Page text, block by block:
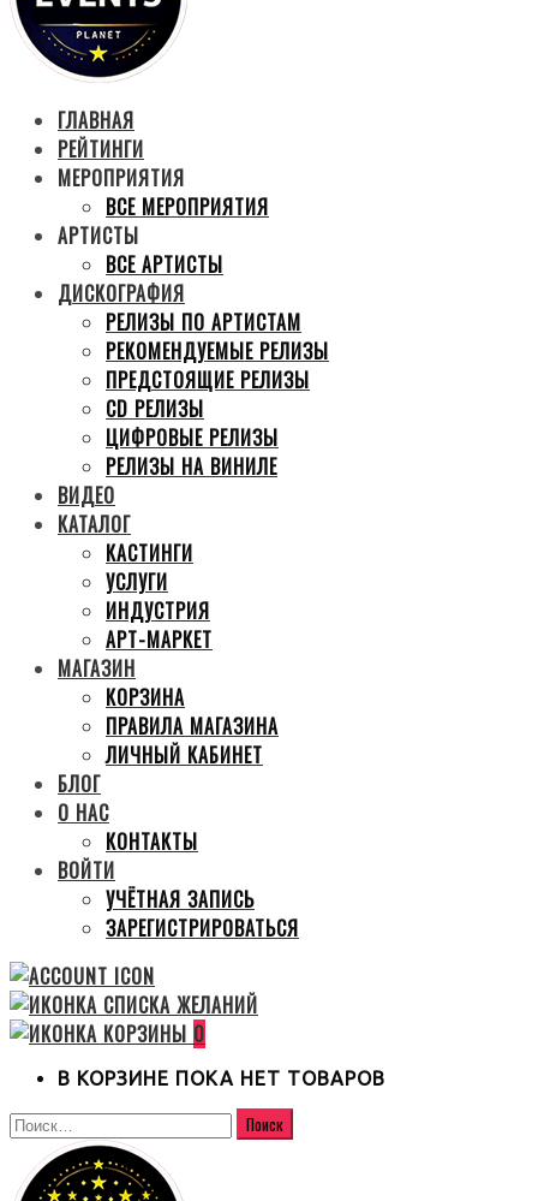
ГЛАВНАЯ
РЕЙТИНГИ
МЕРОПРИЯТИЯ
ВСЕ МЕРОПРИЯТИЯ
АРТИСТЫ
ВСЕ АРТИСТЫ
ДИСКОГРАФИЯ
РЕЛИЗЫ ПО АРТИСТАМ
РЕКОМЕНДУЕМЫЕ РЕЛИЗЫ
ПРЕДСТОЯЩИЕ РЕЛИЗЫ
CD РЕЛИЗЫ
ЦИФРОВЫЕ РЕЛИЗЫ
РЕЛИЗЫ НА ВИНИЛЕ
ВИДЕО
КАТАЛОГ
КАСТИНГИ
УСЛУГИ
ИНДУСТРИЯ
АРТ-МАРКЕТ
МАГАЗИН
КОРЗИНА
ПРАВИЛА МАГАЗИНА
ЛИЧНЫЙ КАБИНЕТ
БЛОГ
О НАС
КОНТАКТЫ
ВОЙТИ
УЧЁТНАЯ ЗАПИСЬ
ЗАРЕГИСТРИРОВАТЬСЯ
0
В КОРЗИНЕ ПОКА НЕТ ТОВАРОВ